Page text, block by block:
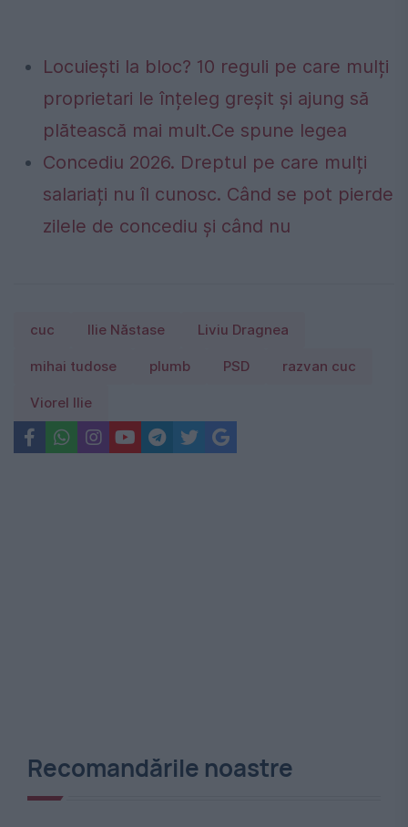
Locuiești la bloc? 10 reguli pe care mulți
proprietari le înțeleg greșit și ajung să
plătească mai mult.Ce spune legea
Concediu 2026. Dreptul pe care mulți
salariați nu îl cunosc. Când se pot pierde
zilele de concediu și când nu
cuc Ilie Năstase Liviu Dragnea
mihai tudose plumb PSD razvan cuc
Viorel Ilie
Recomandările noastre